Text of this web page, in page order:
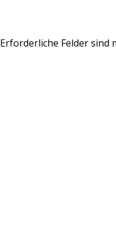
Erforderliche Felder sind